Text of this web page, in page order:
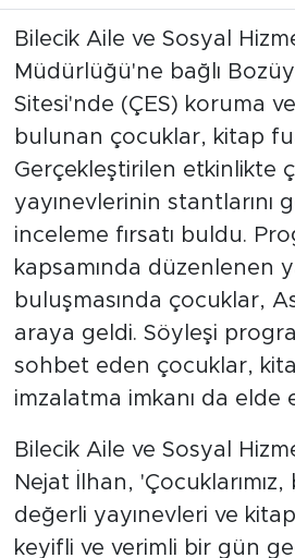
Bilecik Aile ve Sosyal
Müdürlüğü'ne bağlı
Sitesi'nde (ÇES) koruma
bulunan çocuklar, kitap
Gerçekleştirilen etkinlikte
yayınevlerinin stantlarını
inceleme fırsatı buldu.
kapsamında düzenlenen
buluşmasında çocuklar,
araya geldi. Söyleşi
sohbet eden çocuklar,
imzalatma imkanı da elde
Bilecik Aile ve Sosyal
Nejat İlhan,
değerli yayınevleri ve
keyifli ve verimli bir gün